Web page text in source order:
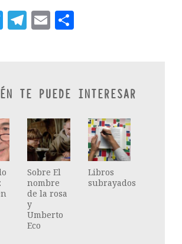
Twitter
Telegram
Email
TE PUEDE INTERESAR
Sobre El
nombre
de la rosa
y
Umberto
Eco
Libros
subrayados